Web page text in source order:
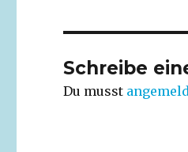
Schreibe
Du musst